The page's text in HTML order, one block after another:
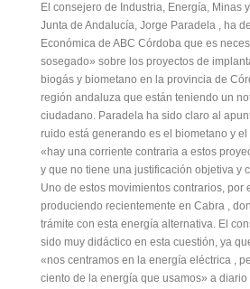
El consejero de Industria, Energía, Minas
Junta de Andalucía, Jorge Paradela , ha
Económica de ABC Córdoba que es
sosegado» sobre los proyectos de
biogás y biometano en la provincia de
región andaluza que están teniendo un
ciudadano. Paradela ha sido claro al
ruido está generando es el biometano y el
«hay una corriente contraria a estos
y que no tiene una justificación objetiva y
Uno de estos movimientos contrarios, por
produciendo recientemente en Cabra ,
trámite con esta energía alternativa. El
sido muy didáctico en esta cuestión, ya
«nos centramos en la energía eléctrica ,
ciento de la energía que usamos» a